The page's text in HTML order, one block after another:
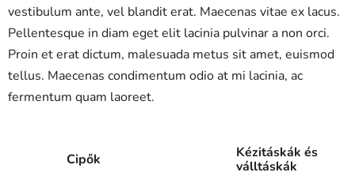
vestibulum ante, vel blandit erat. Maecenas vitae ex lacus.
Pellentesque in diam eget elit lacinia pulvinar a non orci.
Proin et erat dictum, malesuada metus sit amet, euismod
tellus. Maecenas condimentum odio at mi lacinia, ac
fermentum quam laoreet.
Cipők
Kézitáskák és
válltáskák